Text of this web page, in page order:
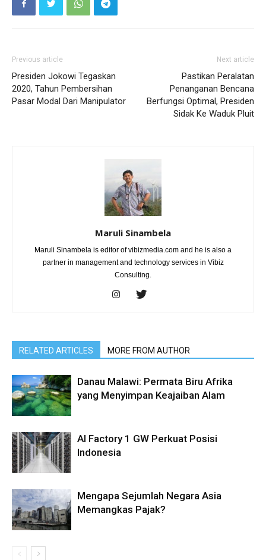
Previous article
Presiden Jokowi Tegaskan
2020, Tahun Pembersihan
Pasar Modal Dari Manipulator
Next article
Pastikan Peralatan
Penanganan Bencana
Berfungsi Optimal, Presiden
Sidak Ke Waduk Pluit
Maruli Sinambela
Maruli Sinambela is editor of vibizmedia.com and he is also a
partner in management and technology services in Vibiz
Consulting.
RELATED ARTICLES MORE FROM AUTHOR
Danau Malawi: Permata Biru Afrika
yang Menyimpan Keajaiban Alam
AI Factory 1 GW Perkuat Posisi
Indonesia
Mengapa Sejumlah Negara Asia
Memangkas Pajak?